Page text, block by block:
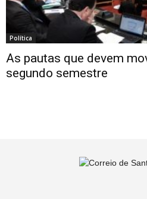
Política
As pautas que devem
segundo semestre